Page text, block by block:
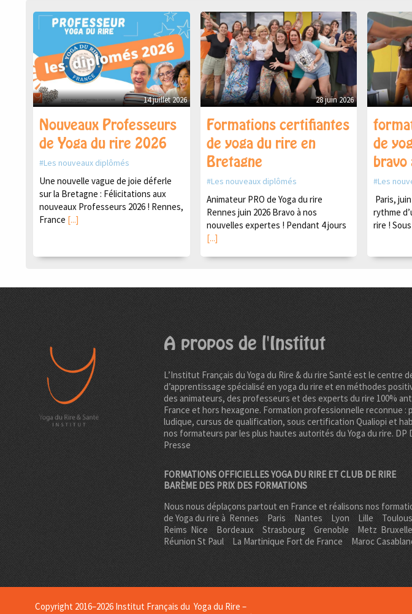
14 juillet 2026
Nouveaux Professeurs
de Yoga du rire 2026
Les nouveaux diplômés
Une nouvelle vague de joie déferle
sur la Bretagne : Félicitations aux
nouveaux Professeurs 2026 ! Rennes,
France [...]
28 juin 2026
Formations certifiantes
de yoga du rire en
Bretagne
Les nouveaux diplômés
Animateur PRO de Yoga du rire
Rennes juin 2026 Bravo à nos
nouvelles expertes ! Pendant 4 jours
[...]
de
bravo
Les
Paris,
rythme
rire !
A propos de l'Institut
L’Institut Français du Yoga du Rire & du rire Santé est le centre
d’apprentissage spécialisé en yoga du rire et en méthodes
des animateurs, des professeurs et des experts du rire 100%
France et hors hexagone. Formation professionnelle reconnue :
ludique, cursus de qualification, sous certification Qualiopi et
nos formateurs par les plus hautes autorités du Yoga du rire. DP
Presse
FORMATIONS OFFICIELLES YOGA DU RIRE ET CLUB DE RIRE
BARÈME DES PRIX DES FORMATIONS
Nous nous déplaçons partout en France et réalisons nos
de Yoga du rire à Rennes Paris Nantes Lyon Lille
Reims Nice Bordeaux Strasbourg Grenoble Metz
Réunion St Paul
La Martinique Fort de France Maroc
Copyright 2016–2026 Institut Français du Yoga du Rire –